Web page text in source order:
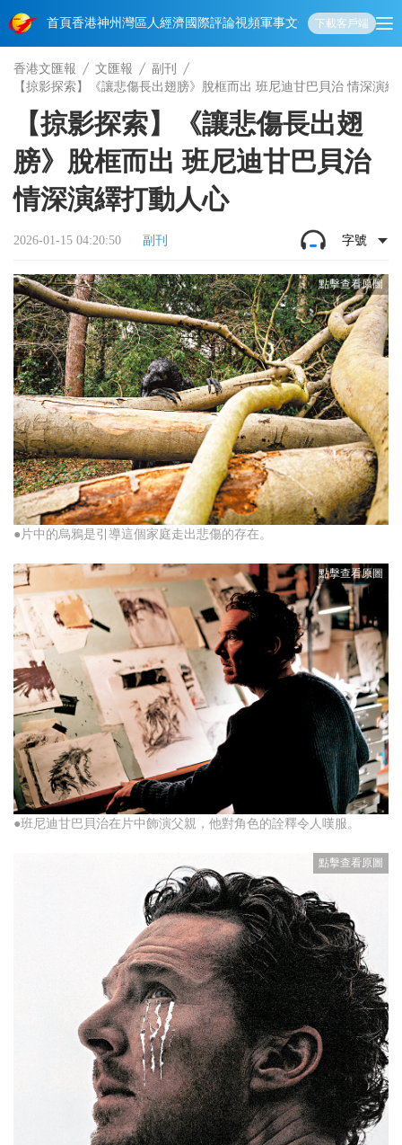
首頁香港神州 灣區人經濟國際評論視頻軍事文化 娛樂生活教育體
下載客戶端
香港文匯報 文匯報
副刊
【掠影探索】《讓悲傷長出翅膀》脫框而出 班尼迪甘巴貝治 情深演繹
【掠影探索】《讓悲傷長出翅
膀》脫框而出 班尼迪甘巴貝治
情深演繹打動人心
2026-01-15 04:20:50 副刊 字號
●片中的烏鴉是引導這個家庭走出悲傷的存在。
●班尼迪甘巴貝治在片中飾演父親，他對角色的詮釋令人嘆服。